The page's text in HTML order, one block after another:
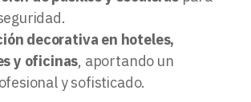
decorativa en hoteles,
y oficinas, aportando un
y sofisticado.